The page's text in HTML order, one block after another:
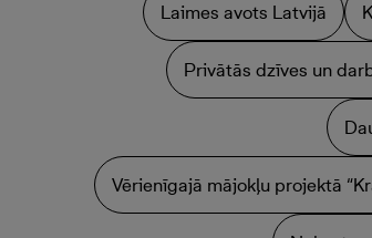
Laimes avots Latvijā
Privātās dzīves un
Vērienīgajā mājokļu projektā